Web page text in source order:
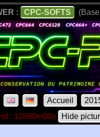
: CPC-SOFTS
Accueil
: 12h00m00s
Hide